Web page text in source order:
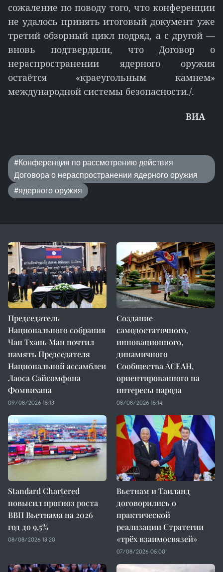
сожаление по поводу того, что конференции
не удалось принять итоговый документ уже
третий обзорный цикл подряд, а с другой —
вновь подтвердили, что Договор о
нераспространении ядерного оружия
остаётся «краеугольным камнем»
международной системы безопасности./.
ВИA
#Конференция по рассмотрению действия
Договора о нераспространении ядерного оружия
#ядерного оружия
Председатель
Национального собрания
Чан Тхань Ман почтил
память Председателя
Национальной ассамблеи
Лаоса Сайсомфона
Фомвихана
09/08/2026 15:13
Создание
самодостаточного,
инновационного,
динамичного
Сообщества АСЕАН,
ориентированного на
интересы народа
08/08/2026 15:14
Standard Chartered
повысил прогноз роста
ВВП Вьетнама на 2026
год до 9,5%
08/08/2026 13:20
Вьетнам и Таиланд
договорились о
практической
реализации Стратегии
«трёх взаимосвязей»
07/08/2026 05:00